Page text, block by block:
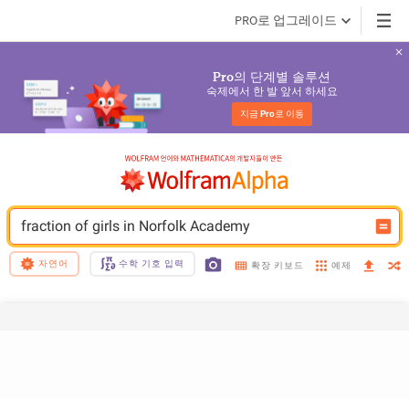
PRO로 업그레이드
Pro의 단계별 솔루션
숙제에서 한 발 앞서 하세요
지금 Pro로 이동
fraction of girls in Norfolk Academy
자연어 수학 기호 입력 확장 키보드 예제